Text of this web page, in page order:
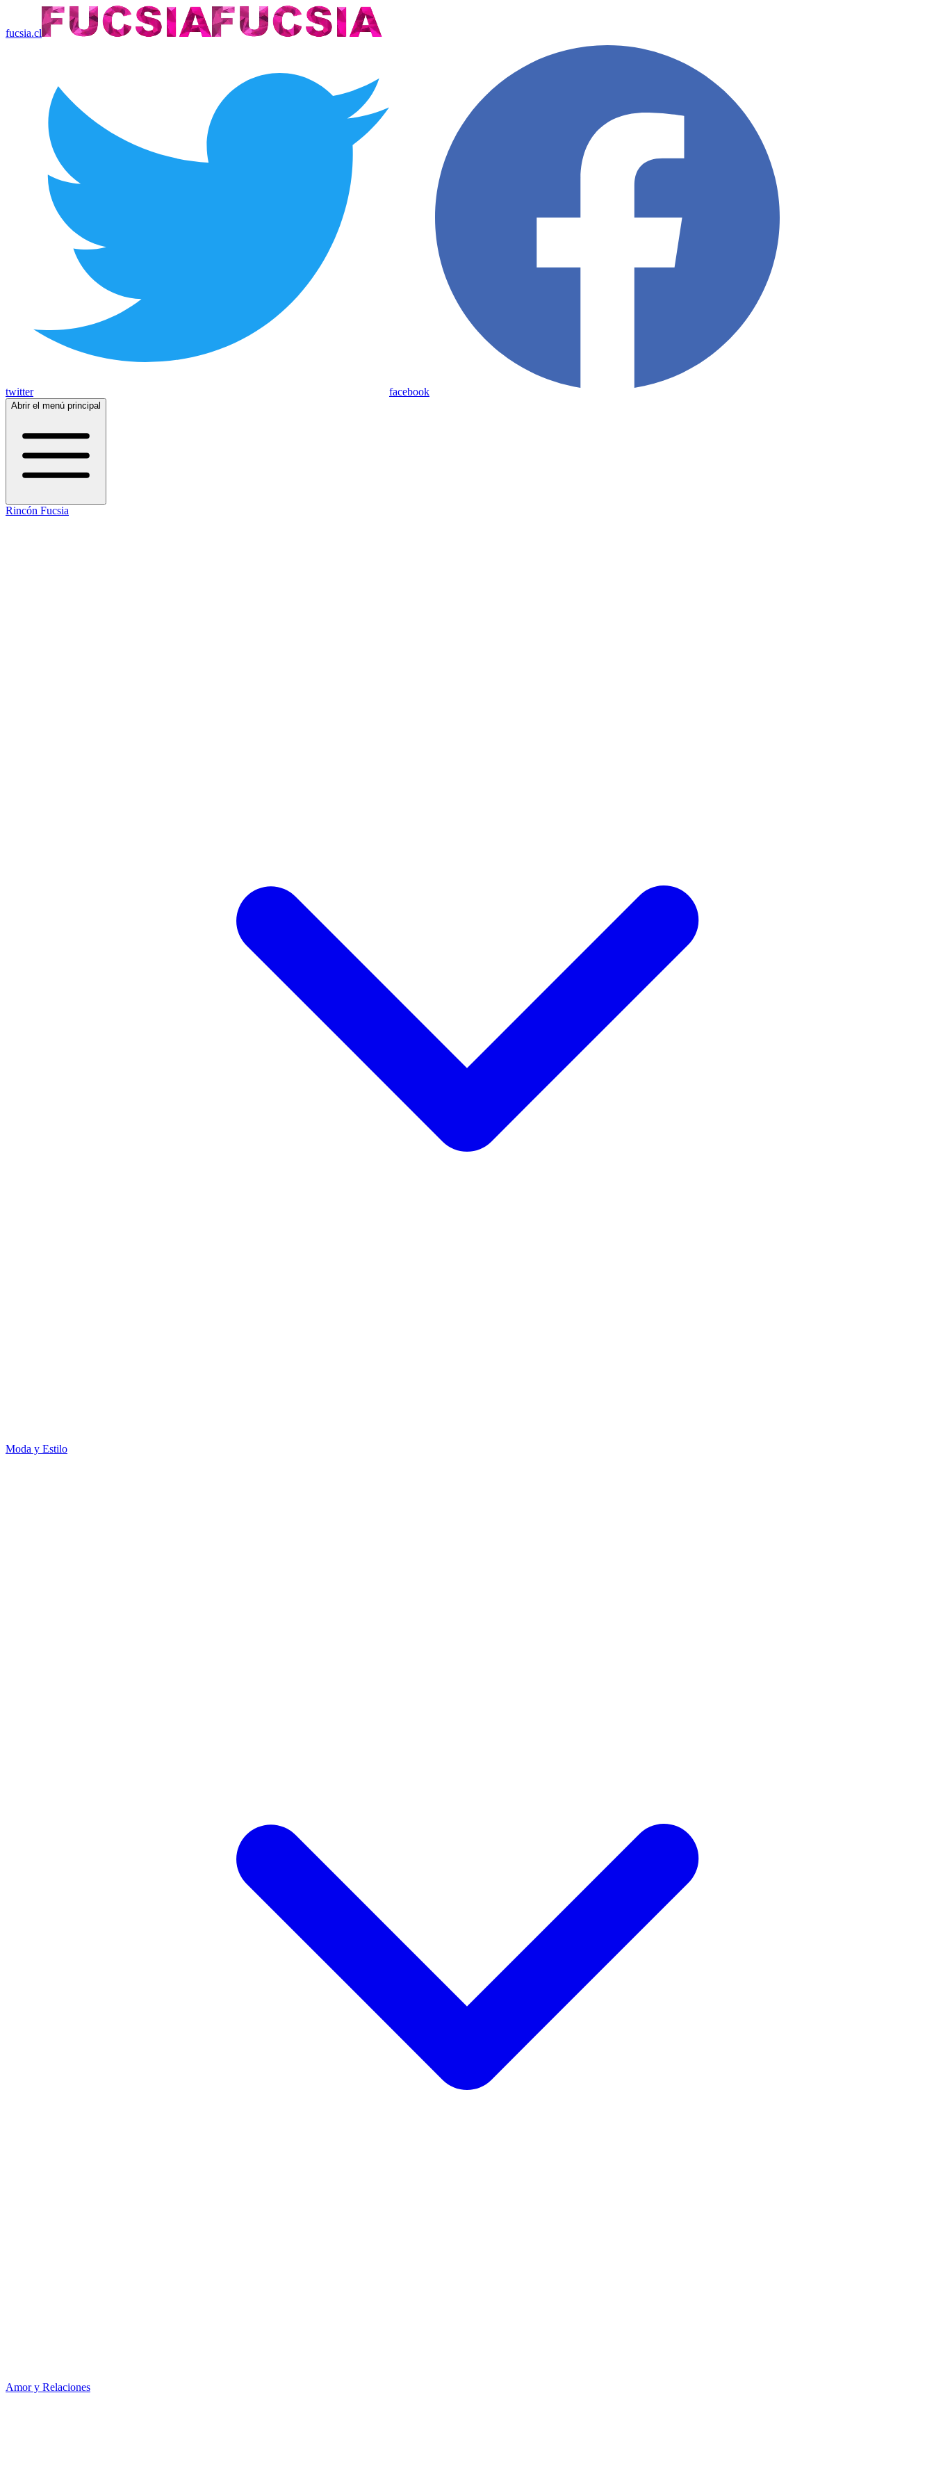
fucsia.cl
twitter facebook
Abrir el menú principal
Rincón Fucsia
Moda y Estilo
Amor y Relaciones